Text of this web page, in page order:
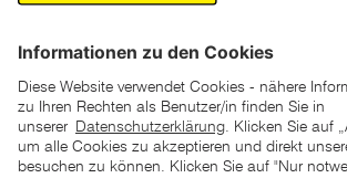
unverbindlich empfohlenen Listenpreise
Copyright © 2026 ZGONC. Alle Rechte
AGB Datenschutz Impressum